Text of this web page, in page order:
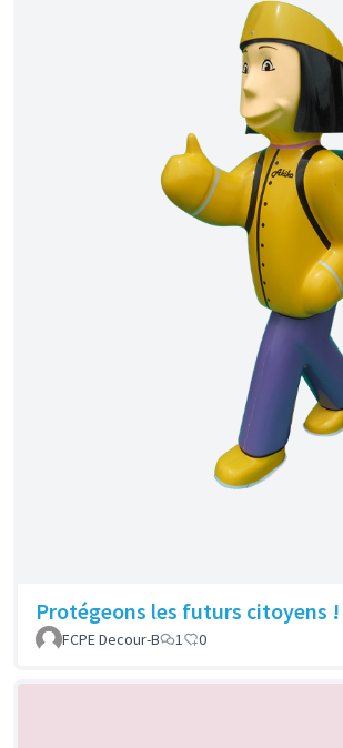
Protégeons les futurs citoyens !
FCPE Decour-B
1 0